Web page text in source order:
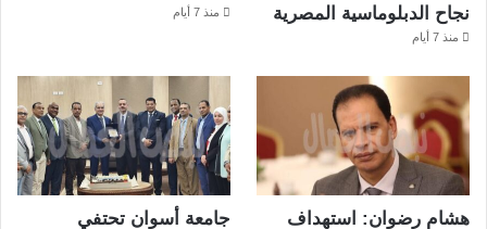
نجاح الدبلوماسية المصرية
منذ 7 أيام
منذ 7 أيام
هشام رضوان: استهداف
جامعة أسوان تحتفي